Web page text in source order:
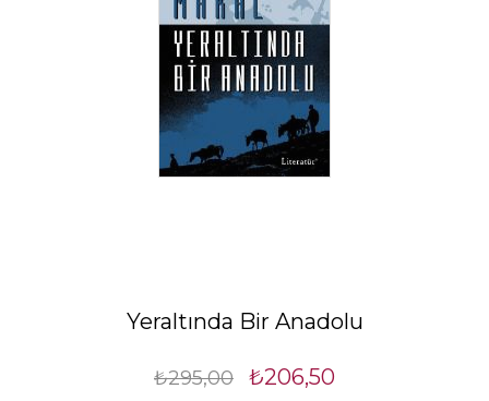
Yeraltında Bir Anadolu
₺295,00 ₺206,50